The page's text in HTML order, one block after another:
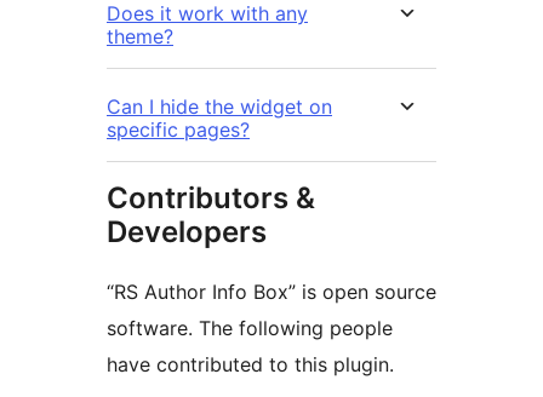
Does it work with any
theme?
Can I hide the widget on
specific pages?
Contributors &
Developers
“RS Author Info Box” is open source
software. The following people
have contributed to this plugin.